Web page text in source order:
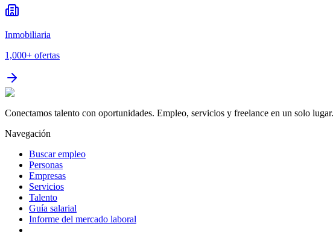
Inmobiliaria
1,000+ ofertas
Conectamos talento con oportunidades. Empleo, servicios y freelance en un solo lugar.
Navegación
Buscar empleo
Personas
Empresas
Servicios
Talento
Guía salarial
Informe del mercado laboral